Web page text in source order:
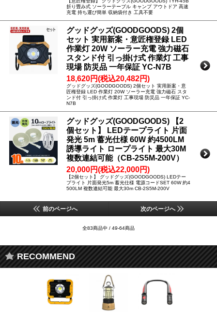
折り畳み式 ソーラーテーブル キャンプ アウトドア 高速
充電 持ち運び簡単 収納袋付き 工具不要
グッドグッズ(GOODGOODS) 2個
セット 実用新案・意匠権登録 LED
作業灯 20W ソーラー充電 強力磁石
スタンド付 引っ掛け式 作業灯 工事
現場 防災品 一年保証 YC-N7B
18,620円(税込20,482円)
グッドグッズ(GOODGOODS) 2個セット 実用新案・意
匠権登録 LED 作業灯 20W ソーラー充電 強力磁石 スタ
ンド付 引っ掛け式 作業灯 工事現場 防災品 一年保証 YC-
N7B
グッドグッズ(GOODGOODS) 【2
個セット】 LEDテープライト 片面
発光 5m 蓄光仕様 60W 約4500LM
誘導ライト ロープライト 最大30M
複数連結可能（CB-2S5M-200V）
20,000円(税込22,000円)
【2個セット】 グッドグッズ(GOODGOODS) LEDテー
プライト 片面発光5m 蓄光仕様 電源コードSET 60W 約4
500LM 複数連結可能 最大30m CB-2S5M-200V
前のページへ 次のページへ
全83商品中 / 49-64商品
RECOMMEND